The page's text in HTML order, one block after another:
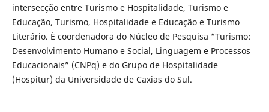
intersecção entre Turismo e Hospitalidade, Turismo e
Educação, Turismo, Hospitalidade e Educação e Turismo
Literário. É coordenadora do Núcleo de Pesquisa “Turismo:
Desenvolvimento Humano e Social, Linguagem e Processos
Educacionais” (CNPq) e do Grupo de Hospitalidade
(Hospitur) da Universidade de Caxias do Sul.